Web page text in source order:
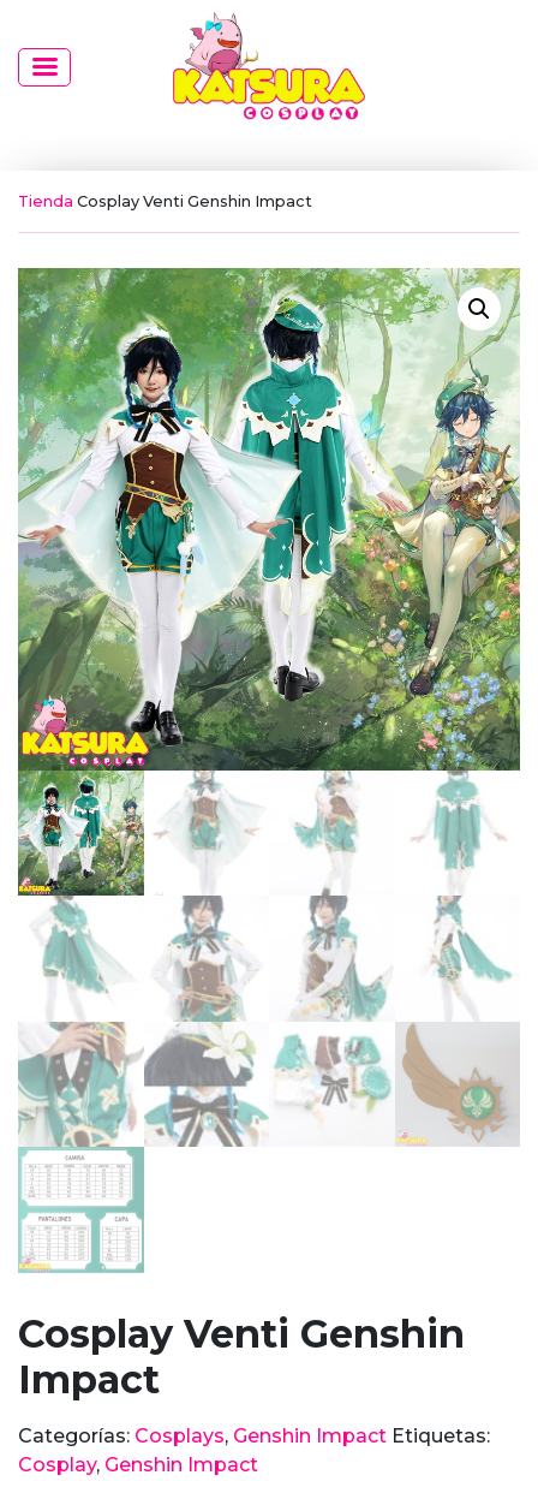
Tienda Cosplay Venti Genshin Impact
Cosplay Venti Genshin
Impact
Categorías: Cosplays, Genshin Impact Etiquetas:
Cosplay, Genshin Impact